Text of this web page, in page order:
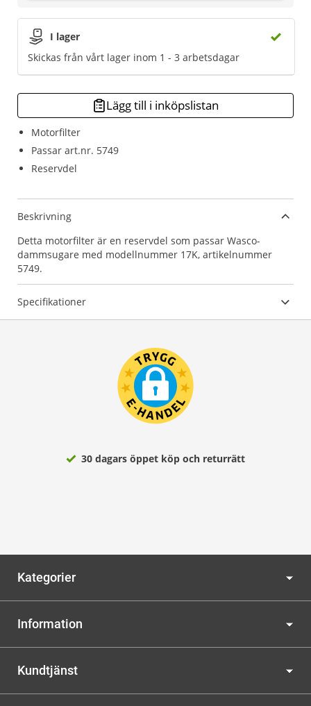
Motorfilter
Passar art.nr. 5749
Reservdel
I lager
Skickas från vårt lager inom 1 - 3 arbetsdagar
Lägg till i inköpslistan
Beskrivning
Detta motorfilter är en reservdel som passar Wasco-
dammsugare med modellnummer 17K, artikelnummer
5749.
Specifikationer
30 dagars öppet köp och returrätt
Kategorier
Information
Kundtjänst